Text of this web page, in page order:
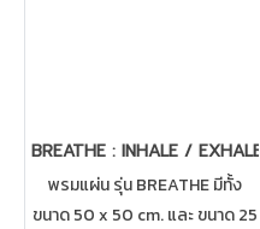
BREATHE : INHALE / EXHALE
พรมแผ่น รุ่น BREATHE มีทั้ง
ขนาด 50 x 50 cm. และ ขนาด 25